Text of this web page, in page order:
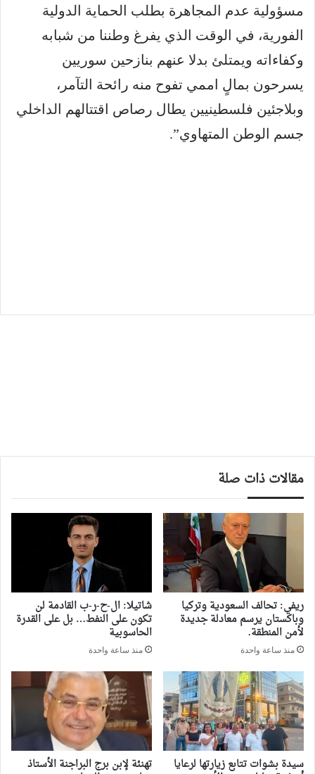
مسؤولية عدم المجاهرة بطلب الحماية الدولية
الفورية، في الوقت الذي يفرغ وطننا من شبابه
وكفاءاته ويمتلئ بدلا عنهم بنازحين سوريين
يسرحون بمالٍ اممي تفوح منه رائحة التآمر،
وبلاجئين فلسطينيين يطال رصاص اقتتالهم الداخلي
جسم الوطن المتهاوي”.
مقالات ذات صلة
ريفي: تحالف السعودية وتركيا
وباكستان يرسم معادلة جديدة
لأمن المنطقة.
منذ ساعة واحدة
شاتيلا: ال-ح-ر-ب القادمة لن
تكون على النفط… بل على القدرة
الحاسوبية
منذ ساعة واحدة
سيدة بشوات تتابع زيارتها لرعايا تهنئة لإبن برج البراجنة الأستاذ